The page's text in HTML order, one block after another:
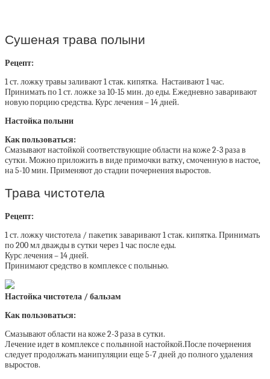
Сушеная трава полыни
Рецепт:
1 ст. ложку травы заливают 1 стак. кипятка. Настаивают 1 час.
Принимать по 1 ст. ложке за 10-15 мин. до еды. Ежедневно заваривают
новую порцию средства. Курс лечения – 14 дней.
Настойка полыни
Как пользоваться:
Смазывают настойкой соответствующие области на коже 2-3 раза в
сутки. Можно приложить в виде примочки ватку, смоченную в настое,
на 5-10 мин. Применяют до стадии почернения выростов.
Трава чистотела
Рецепт:
1 ст. ложку чистотела / пакетик заваривают 1 стак. кипятка. Принимать
по 200 мл дважды в сутки через 1 час после еды.
Курс лечения – 14 дней.
Принимают средство в комплексе с полынью.
Настойка чистотела / бальзам
Как пользоваться:
Смазывают области на коже 2-3 раза в сутки.
Лечение идет в комплексе с полынной настойкой.После почернения
следует продолжать манипуляции еще 5-7 дней до полного удаления
выростов.